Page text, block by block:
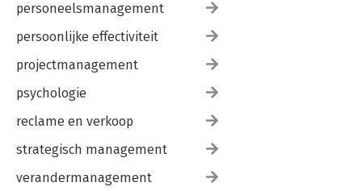
personeelsmanagement
persoonlijke effectiviteit
projectmanagement
psychologie
reclame en verkoop
strategisch management
verandermanagement